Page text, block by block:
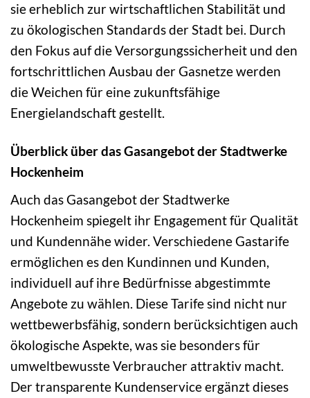
sie erheblich zur wirtschaftlichen Stabilität und
zu ökologischen Standards der Stadt bei. Durch
den Fokus auf die Versorgungssicherheit und den
fortschrittlichen Ausbau der Gasnetze werden
die Weichen für eine zukunftsfähige
Energielandschaft gestellt.
Überblick über das Gasangebot der Stadtwerke
Hockenheim
Auch das Gasangebot der Stadtwerke
Hockenheim spiegelt ihr Engagement für Qualität
und Kundennähe wider. Verschiedene Gastarife
ermöglichen es den Kundinnen und Kunden,
individuell auf ihre Bedürfnisse abgestimmte
Angebote zu wählen. Diese Tarife sind nicht nur
wettbewerbsfähig, sondern berücksichtigen auch
ökologische Aspekte, was sie besonders für
umweltbewusste Verbraucher attraktiv macht.
Der transparente Kundenservice ergänzt dieses